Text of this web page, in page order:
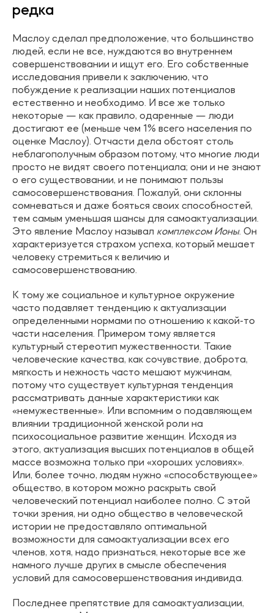
редка
Маслоу сделал предположение, что большинство
людей, если не все, нуждаются во внутреннем
совершенствовании и ищут его. Его собственные
исследования привели к заключению, что
побуждение к реализации наших потенциалов
естественно и необходимо. И все же только
некоторые — как правило, одаренные — люди
достигают ее (меньше чем 1% всего населения по
оценке Маслоу). Отчасти дела обстоят столь
неблагополучным образом потому, что многие люди
просто не видят своего потенциала; они и не знают
о его существовании, и не понимают пользы
самосовершенствования. Пожалуй, они склонны
сомневаться и даже бояться своих способностей,
тем самым уменьшая шансы для самоактуализации.
Это явление Маслоу называл комплексом Ионы. Он
характеризуется страхом успеха, который мешает
человеку стремиться к величию и
самосовершенствованию.
К тому же социальное и культурное окружение
часто подавляет тенденцию к актуализации
определенными нормами по отношению к какой-то
части населения. Примером тому является
культурный стереотип мужественности. Такие
человеческие качества, как сочувствие, доброта,
мягкость и нежность часто мешают мужчинам,
потому что существует культурная тенденция
рассматривать данные характеристики как
«немужественные». Или вспомним о подавляющем
влиянии традиционной женской роли на
психосоциальное развитие женщин. Исходя из
этого, актуализация высших потенциалов в общей
массе возможна только при «хороших условиях».
Или, более точно, людям нужно «способствующее»
общество, в котором можно раскрыть свой
человеческий потенциал наиболее полно. С этой
точки зрения, ни одно общество в человеческой
истории не предоставляло оптимальной
возможности для самоактуализации всех его
членов, хотя, надо признаться, некоторые все же
намного лучше других в смысле обеспечения
условий для самосовершенствования индивида.
Последнее препятствие для самоактуализации,